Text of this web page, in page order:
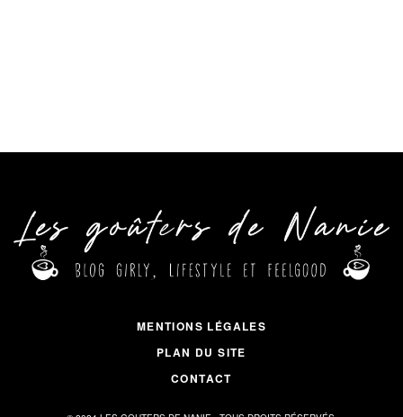
MENTIONS LÉGALES
PLAN DU SITE
CONTACT